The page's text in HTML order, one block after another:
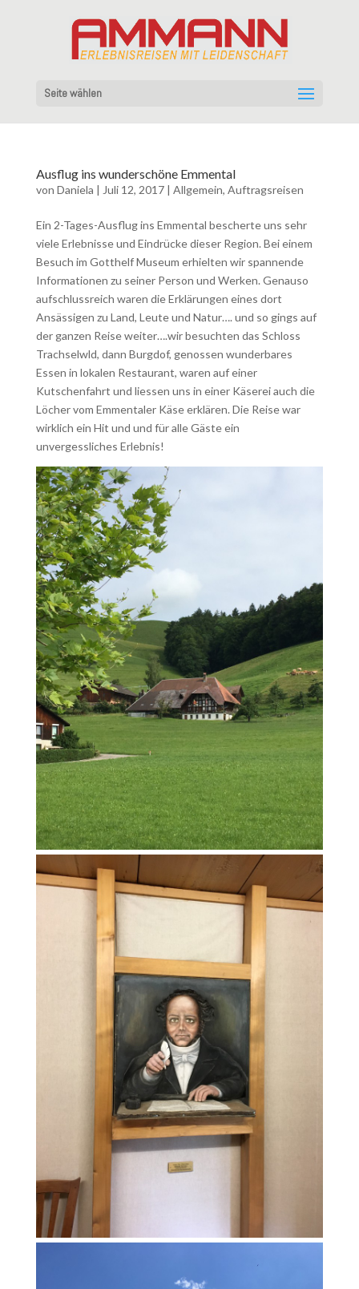
Seite wählen
Ausflug ins wunderschöne Emmental
von Daniela | Juli 12, 2017| Allgemein, Auftragsreisen
Ein 2-Tages-Ausflug ins Emmental bescherte uns sehr
viele Erlebnisse und Eindrücke dieser Region. Bei einem
Besuch im Gotthelf Museum erhielten wir spannende
Informationen zu seiner Person und Werken. Genauso
aufschlussreich waren die Erklärungen eines dort
Ansässigen zu Land, Leute und Natur…. und so gings auf
der ganzen Reise weiter….wir besuchten das Schloss
Trachselwld, dann Burgdof, genossen wunderbares
Essen in lokalen Restaurant, waren auf einer
Kutschenfahrt und liessen uns in einer Käserei auch die
Löcher vom Emmentaler Käse erklären. Die Reise war
wirklich ein Hit und und für alle Gäste ein
unvergessliches Erlebnis!